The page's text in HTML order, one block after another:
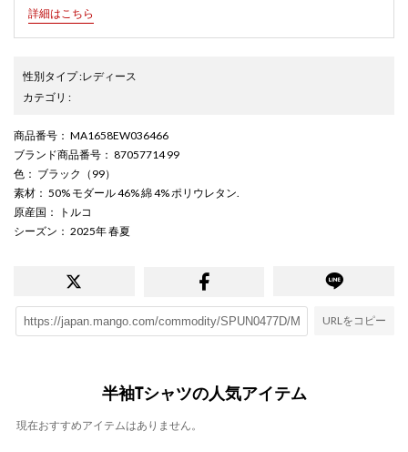
詳細はこちら
性別タイプ:レディース
カテゴリ :
商品番号 ： MA1658EW036466
ブランド商品番号 ： 87057714 99
色 ： ブラック（99）
素材 ： 50% モダール 46% 綿 4% ポリウレタン.
原産国 ： トルコ
シーズン ： 2025年 春夏
URLをコピー
半袖Tシャツの人気アイテム
現在おすすめアイテムはありません。